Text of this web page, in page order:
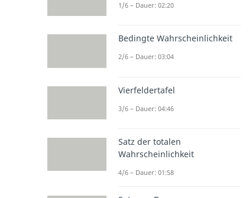
1/6 – Dauer: 02:20
Bedingte Wahrscheinlichkeit
2/6 – Dauer: 03:04
Vierfeldertafel
3/6 – Dauer: 04:46
Satz der totalen
Wahrscheinlichkeit
4/6 – Dauer: 01:58